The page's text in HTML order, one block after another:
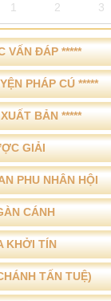
1 2 3
VẤN ĐÁP *****
PHÁP CÚ *****
BẢN *****
GIẢI
PHU NHÂN HỘI
CÁNH
KHỞI TÍN
TẤN TUỆ)